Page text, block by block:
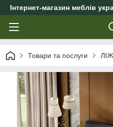
Інтернет-магазин меблів
Товари та послуги